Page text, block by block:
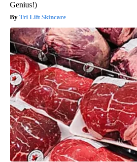
Genius!)
Tri Lift Skincare